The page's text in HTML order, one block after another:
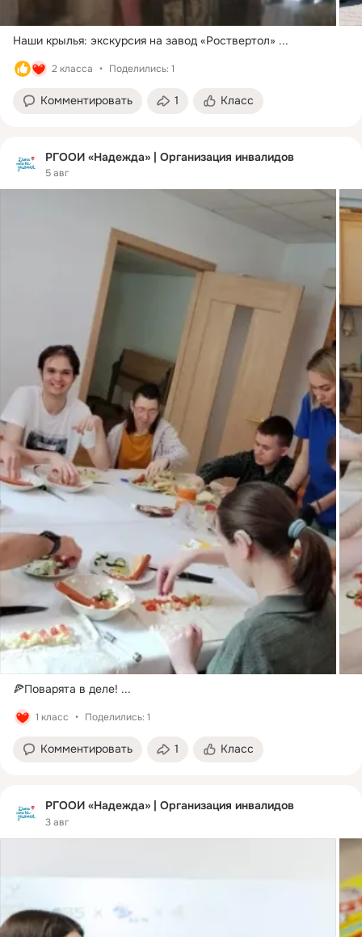
Наши крылья: экскурсия на завод «Роствертол» ...
2 класса Поделились: 1
Комментировать 1 Класс
РГООИ «Надежда» | Организация инвалидов
5 авг
🍕Поварята в деле! ...
1 класс Поделились: 1
Комментировать 1 Класс
РГООИ «Надежда» | Организация инвалидов
3 авг